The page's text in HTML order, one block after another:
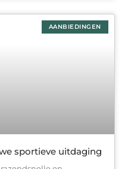
AANBIEDINGEN
sportieve uitdaging